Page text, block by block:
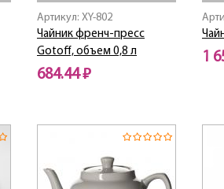
Артикул: XY-802
Чайник френч-пресс
Gotoff, объем 0,8 л
684.44 ₽
1